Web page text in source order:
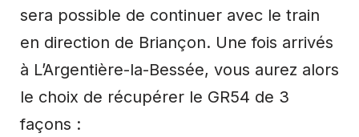
sera possible de continuer avec le train
en direction de Briançon. Une fois arrivés
à L’Argentière-la-Bessée, vous aurez alors
le choix de récupérer le GR54 de 3
façons :